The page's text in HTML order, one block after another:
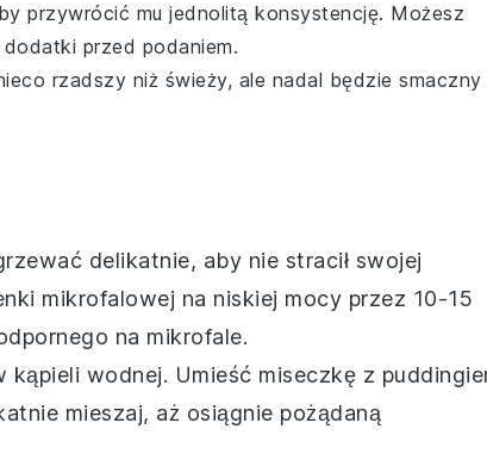
przywrócić mu jednolitą konsystencję. Możesz
przed podaniem.
rzadszy niż świeży, ale nadal będzie smaczny
delikatnie, aby nie stracił swojej
mikrofalowej na niskiej mocy przez 10-15
na mikrofale.
kąpieli wodnej. Umieść miseczkę z
mieszaj, aż osiągnie pożądaną